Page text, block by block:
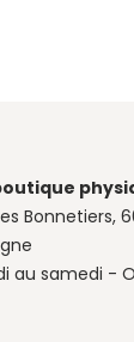
Bonnetiers,
au samedi -